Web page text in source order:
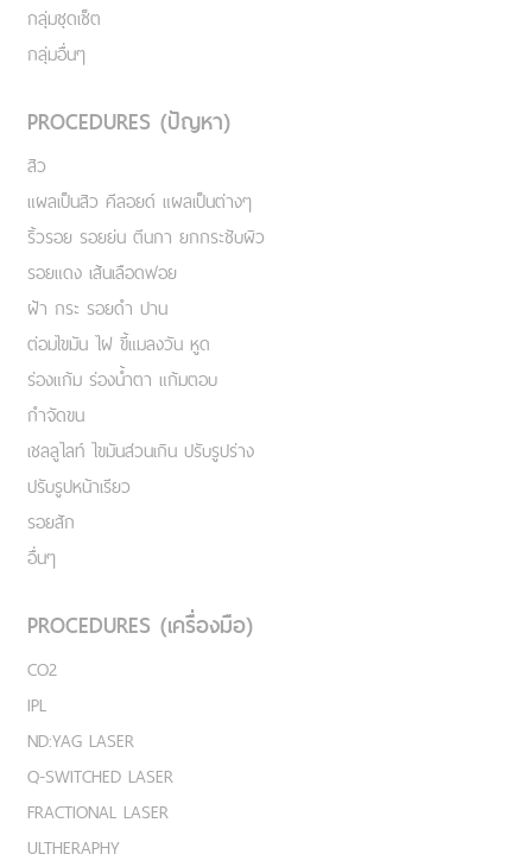
กลุ่มชุดเซ็ต
กลุ่มอื่นๆ
PROCEDURES (ปัญหา)
สิว
แผลเป็นสิว คีลอยด์ แผลเป็นต่างๆ
ริ้วรอย รอยย่น ตีนกา ยกกระชับผิว
รอยแดง เส้นเลือดฟอย
ฝ้า กระ รอยดำ ปาน
ต่อมไขมัน ไฝ ขี้แมลงวัน หูด
ร่องแก้ม ร่องน้ำตา แก้มตอบ
กำจัดขน
เชลลูไลท์ ไขมันส่วนเกิน ปรับรูปร่าง
ปรับรูปหน้าเรียว
รอยสัก
อื่นๆ
PROCEDURES (เครื่องมือ)
CO2
IPL
ND:YAG LASER
Q-SWITCHED LASER
FRACTIONAL LASER
ULTHERAPHY